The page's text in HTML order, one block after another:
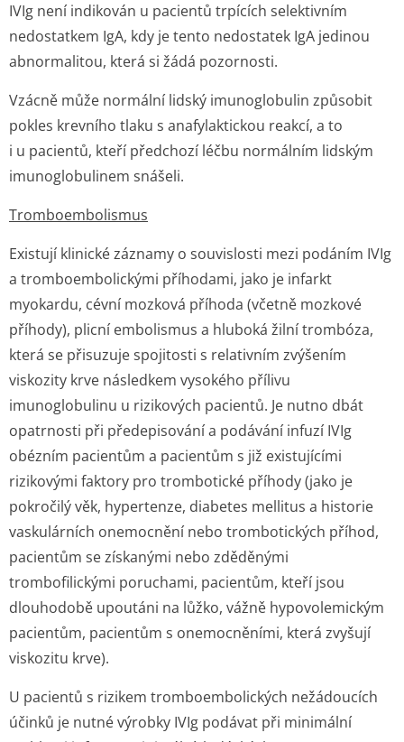
IVIg není indikován u pacientů trpících selektivním
nedostatkem IgA, kdy je tento nedostatek IgA jedinou
abnormalitou, která si žádá pozornosti.
Vzácně může normální lidský imunoglobulin způsobit
pokles krevního tlaku s anafylaktickou reakcí, a to
i u pacientů, kteří předchozí léčbu normálním lidským
imunoglobulinem snášeli.
Tromboembolismus
Existují klinické záznamy o souvislosti mezi podáním IVIg
a tromboembolickými příhodami, jako je infarkt
myokardu, cévní mozková příhoda (včetně mozkové
příhody), plicní embolismus a hluboká žilní trombóza,
která se přisuzuje spojitosti s relativním zvýšením
viskozity krve následkem vysokého přílivu
imunoglobulinu u rizikových pacientů. Je nutno dbát
opatrnosti při předepisování a podávání infuzí IVIg
obézním pacientům a pacientům s již existujícími
rizikovými faktory pro trombotické příhody (jako je
pokročilý věk, hypertenze, diabetes mellitus a historie
vaskulárních onemocnění nebo trombotických příhod,
pacientům se získanými nebo zděděnými
trombofilickými poruchami, pacientům, kteří jsou
dlouhodobě upoutáni na lůžko, vážně hypovolemickým
pacientům, pacientům s onemocněními, která zvyšují
viskozitu krve).
U pacientů s rizikem tromboembolických nežádoucích
účinků je nutné výrobky IVIg podávat při minimální